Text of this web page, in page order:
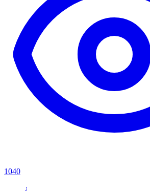
1040
¿